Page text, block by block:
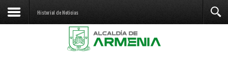
Historial de Noticias